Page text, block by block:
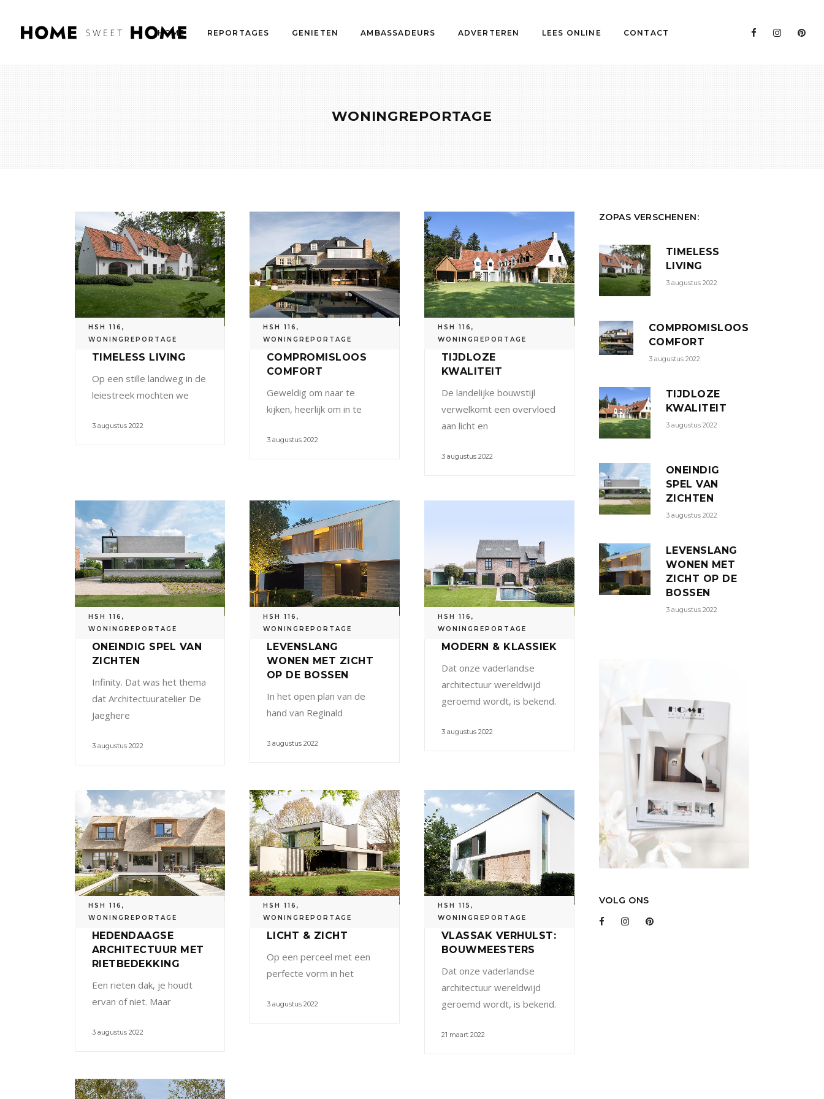
HOME REPORTAGES GENIETEN AMBASSADEURS ADVERTEREN LEES ONLINE CONTACT
WONINGREPORTAGE
HSH 116 ,
WONINGREPORTAGE
TIMELESS LIVING
Op een stille landweg in de
leiestreek mochten we
3 augustus 2022
HSH 116 ,
WONINGREPORTAGE
COMPROMISLOOS
COMFORT
Geweldig om naar te
kijken, heerlijk om in te
3 augustus 2022
HSH 116 ,
WONINGREPORTAGE
TIJDLOZE
KWALITEIT
De landelijke bouwstijl
verwelkomt een overvloed
aan licht en
3 augustus 2022
HSH 116 ,
WONINGREPORTAGE
ONEINDIG SPEL VAN
ZICHTEN
Infinity. Dat was het thema
dat Architectuuratelier De
Jaeghere
3 augustus 2022
HSH 116 ,
WONINGREPORTAGE
LEVENSLANG
WONEN MET ZICHT
OP DE BOSSEN
In het open plan van de
hand van Reginald
3 augustus 2022
HSH 116 ,
WONINGREPORTAGE
MODERN & KLASSIEK
Dat onze vaderlandse
architectuur wereldwijd
geroemd wordt, is bekend.
3 augustus 2022
HSH 116 ,
WONINGREPORTAGE
HEDENDAAGSE
ARCHITECTUUR MET
RIETBEDEKKING
Een rieten dak, je houdt
ervan of niet. Maar
3 augustus 2022
HSH 116 ,
WONINGREPORTAGE
LICHT & ZICHT
Op een perceel met een
perfecte vorm in het
3 augustus 2022
HSH 115 ,
WONINGREPORTAGE
VLASSAK VERHULST:
BOUWMEESTERS
Dat onze vaderlandse
architectuur wereldwijd
geroemd wordt, is bekend.
21 maart 2022
ZOPAS VERSCHENEN:
TIMELESS
LIVING
3 augustus 2022
COMPROMISLOOS
COMFORT
3 augustus 2022
TIJDLOZE
KWALITEIT
3 augustus 2022
ONEINDIG
SPEL VAN
ZICHTEN
3 augustus 2022
LEVENSLANG
WONEN MET
ZICHT OP DE
BOSSEN
3 augustus 2022
VOLG ONS